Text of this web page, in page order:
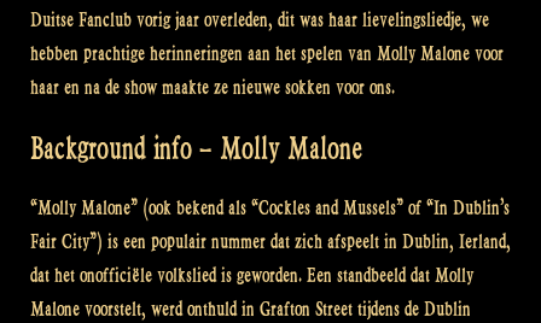
Duitse Fanclub vorig jaar overleden, dit was haar lievelingsliedje, we
hebben prachtige herinneringen aan het spelen van Molly Malone voor
haar en na de show maakte ze nieuwe sokken voor ons.
Background info – Molly Malone
“Molly Malone” (ook bekend als “Cockles and Mussels” of “In Dublin’s
Fair City”) is een populair nummer dat zich afspeelt in Dublin, Ierland,
dat het onofficiële volkslied is geworden. Een standbeeld dat Molly
Malone voorstelt, werd onthuld in Grafton Street tijdens de Dublin